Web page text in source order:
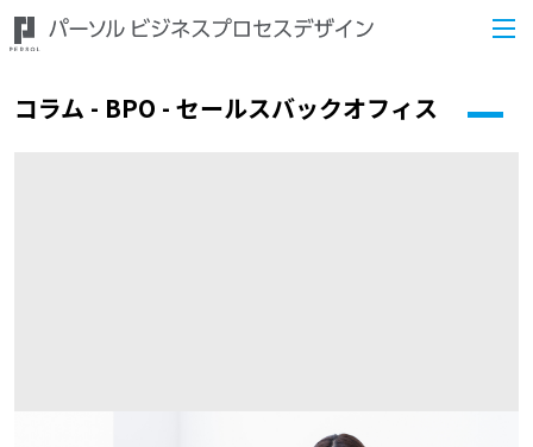
コラム - BPO - セールスバックオフィス